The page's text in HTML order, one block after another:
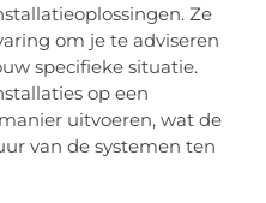
Ze
om je te adviseren
specifieke situatie.
op een
uitvoeren, wat de
van de systemen ten